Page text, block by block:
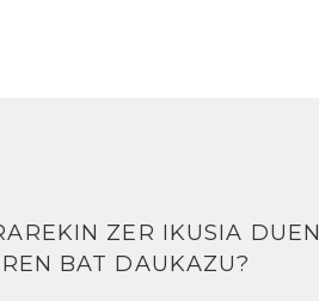
ZER IKUSIA DUEN
BAT DAUKAZU?